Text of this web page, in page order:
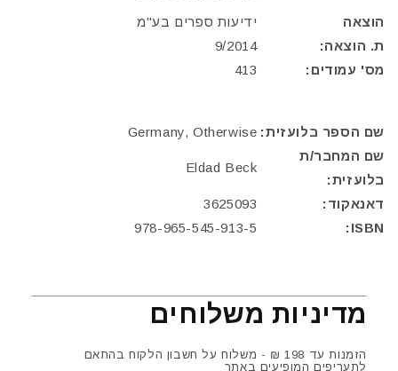
הוצאה
ידיעות ספרים בע"מ
ת. הוצאה:
9/2014
מס' עמודים:
413
שם הספר בלועזית: Germany, Otherwise
שם המחבר/ת
בלועזית:
Eldad Beck
דאנאקוד:
3625093
ISBN:
978-965-545-913-5
מדיניות משלוחים
הזמנות עד 198 ₪ - משלוח על חשבון הלקוח בהתאם
לתעריפים המופיעים באתר